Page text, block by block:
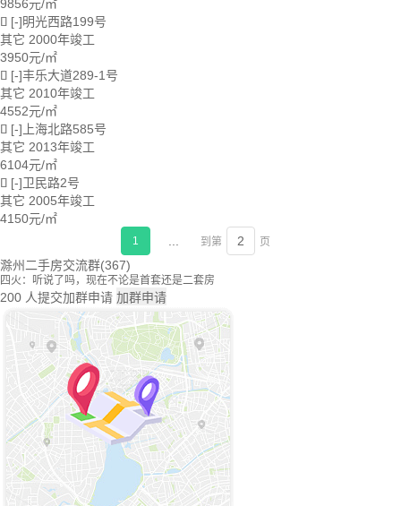
9856元/㎡
 [-]明光西路199号
其它 2000年竣工
3950元/㎡
 [-]丰乐大道289-1号
其它 2010年竣工
4552元/㎡
 [-]上海北路585号
其它 2013年竣工
6104元/㎡
 [-]卫民路2号
其它 2005年竣工
4150元/㎡
1 到第 页
滁州二手房交流群(367)
四火：听说了吗，现在不论是首套还是二套房
四火：商贷的话最低首付比例都是15%了
慢慢：是嘛，那大大利好买二手房的人吧
俗人。：你们觉得二手房是买毛坯还是带装修的？
无形：看你需要吧，或者急不急着入住
大师哥：看房的时候一定要多关注下小区道路
200 人提交加群申请 加群申请